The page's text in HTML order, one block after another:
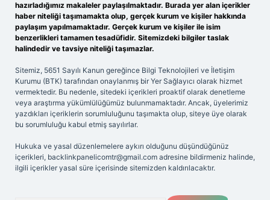
hazırladığımız makaleler paylaşılmaktadır. Burada yer alan içerikler
haber niteliği taşımamakta olup, gerçek kurum ve kişiler hakkında
paylaşım yapılmamaktadır. Gerçek kurum ve kişiler ile isim
benzerlikleri tamamen tesadüfidir. Sitemizdeki bilgiler taslak
halindedir ve tavsiye niteliği taşımazlar.
Sitemiz, 5651 Sayılı Kanun gereğince Bilgi Teknolojileri ve İletişim
Kurumu (BTK) tarafından onaylanmış bir Yer Sağlayıcı olarak hizmet
vermektedir. Bu nedenle, sitedeki içerikleri proaktif olarak denetleme
veya araştırma yükümlülüğümüz bulunmamaktadır. Ancak, üyelerimiz
yazdıkları içeriklerin sorumluluğunu taşımakta olup, siteye üye olarak
bu sorumluluğu kabul etmiş sayılırlar.
Hukuka ve yasal düzenlemelere aykırı olduğunu düşündüğünüz
içerikleri, backlinkpanelicomtr@gmail.com adresine bildirmeniz halinde,
ilgili içerikler yasal süre içerisinde sitemizden kaldırılacaktır.